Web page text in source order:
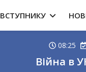
ВСТУПНИКУ
08:25
Війна в